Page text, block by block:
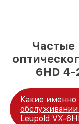
Частые
6HD 4-
Какие именно
Leupold VX-